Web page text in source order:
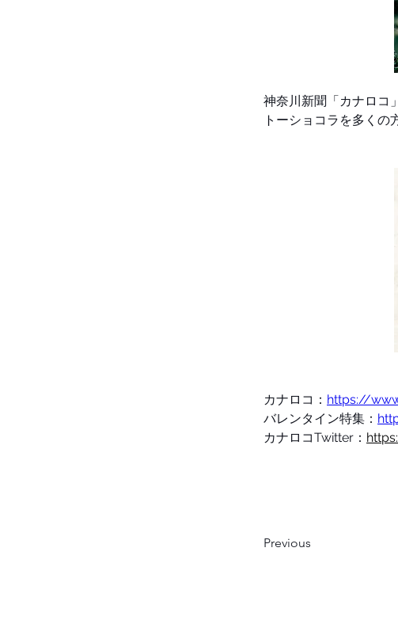
神奈川新聞「カナロコ
トーショコラを多くの
カナロコ： https://
バレンタイン特集：
カナロコTwitter：
Previous